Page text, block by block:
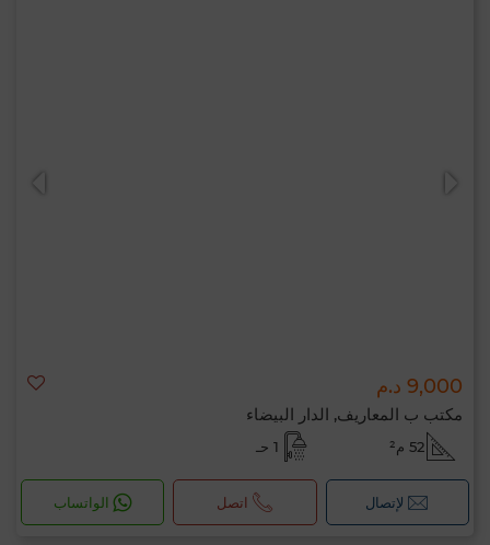
9,000 د.م
مكتب ب المعاريف, الدار البيضاء
52 م² 1 حـ
لإتصال اتصل الواتساب